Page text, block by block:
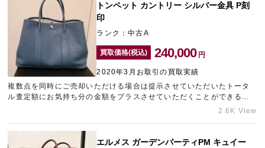
トンペット カントリー シルバー金具 P刻
印
ランク：中古A
買取価格(税込) 240,000 円
2020年3月お取引の買取実績
複数点を同時にご売却いただける場合は提示させていただいたトータ
ル査定額にお気持ち分の金額をプラスさせていただくことができる場
合がございます！お家の大掃除などで使用しなくなったブランドアイ
2.6K View
エルメス ガーデンパーティPM キュイー